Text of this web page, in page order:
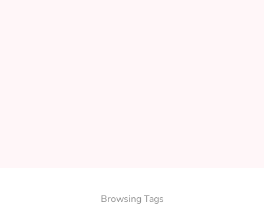
Browsing Tags